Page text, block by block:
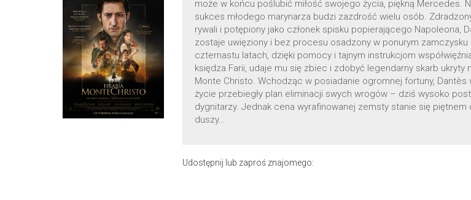
może w końcu poślubić miłość swojego życia, piękną Mercedes.
sukces młodego marynarza budzi zazdrość wielu osób.
rywali i potępiony jako członek spisku popierającego Napoleona,
zostaje uwięziony i bez procesu osadzony w ponurym zamczysku
czternastu latach, dzięki pomocy i tajnym instrukcjom
księdza Farii, udaje mu się zbiec i zdobyć legendarny skarb ukryty
Monte Christo. Wchodząc w posiadanie ogromnej fortuny, Dantès
życie przebiegły plan eliminacji swych wrogów – dziś wysoko
dygnitarzy. Jednak cena wyrafinowanej zemsty stanie się piętnem
duszy…
Udostępnij lub zaproś znajomego: